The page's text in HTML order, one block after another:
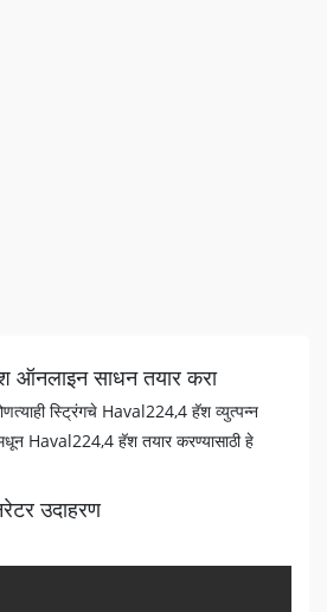
ऑनलाइन साधन तयार करा
स्ट्रिंगचे Haval224,4 हॅश व्युत्पन्न
Haval224,4 हॅश तयार करण्यासाठी हे
उदाहरण